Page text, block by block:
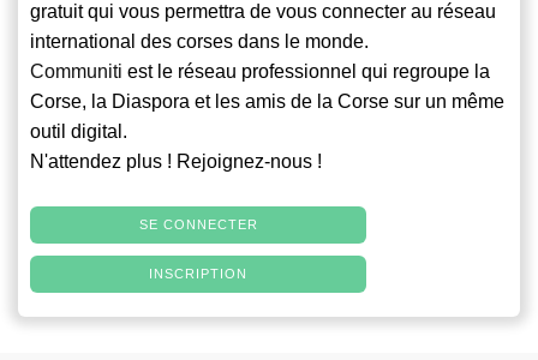
gratuit qui vous permettra de vous connecter au réseau
international des corses dans le monde.
Communiti est le réseau professionnel qui regroupe la
Corse, la Diaspora et les amis de la Corse sur un même
outil digital.
N'attendez plus ! Rejoignez-nous !
SE CONNECTER
INSCRIPTION